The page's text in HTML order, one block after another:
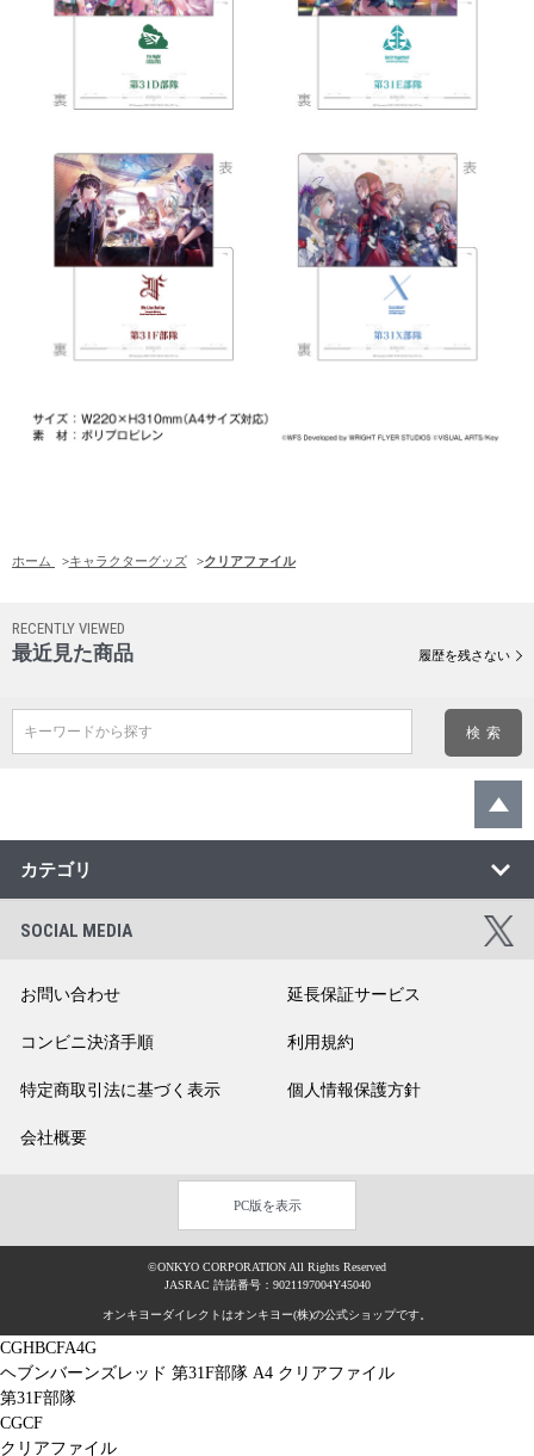
ホーム >キャラクターグッズ >クリアファイル
RECENTLY VIEWED
最近見た商品 履歴を残さない
キーワードから探す
カテゴリ
SOCIAL MEDIA
お問い合わせ 延長保証サービス
コンビニ決済手順 利用規約
特定商取引法に基づく表示 個人情報保護方針
会社概要
PC版を表示
©ONKYO CORPORATION All Rights Reserved
JASRAC 許諾番号：9021197004Y45040
オンキヨーダイレクトはオンキヨー(株)の公式ショップです。
CGHBCFA4G
ヘブンバーンズレッド 第31F部隊 A4 クリアファイル
第31F部隊
CGCF
クリアファイル